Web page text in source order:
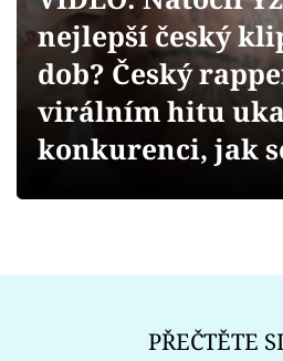
Videa
Sledujte prima+
nejlepší český
dob? Český
virálním hitu
konkurenci, jak
PŘEČTĚTE